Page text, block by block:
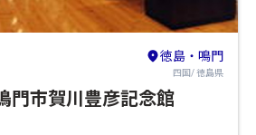
徳島・鳴門
四国/ 徳島県
門市賀川豊彦記念館